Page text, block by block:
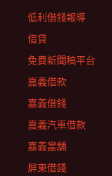
低利借錢報導
借貸
免費新聞稿平台
嘉義借款
嘉義借錢
嘉義汽車借款
嘉義當舖
屏東借錢